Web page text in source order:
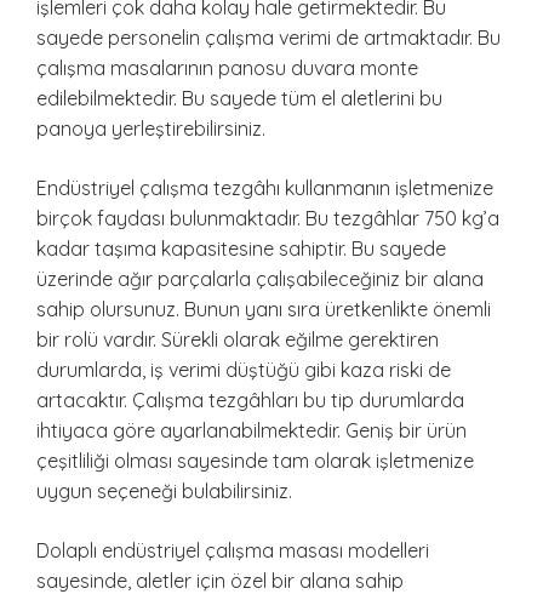
işlemleri çok daha kolay hale getirmektedir. Bu
sayede personelin çalışma verimi de artmaktadır. Bu
çalışma masalarının panosu duvara monte
edilebilmektedir. Bu sayede tüm el aletlerini bu
panoya yerleştirebilirsiniz.
Endüstriyel çalışma tezgâhı kullanmanın işletmenize
birçok faydası bulunmaktadır. Bu tezgâhlar 750 kg’a
kadar taşıma kapasitesine sahiptir. Bu sayede
üzerinde ağır parçalarla çalışabileceğiniz bir alana
sahip olursunuz. Bunun yanı sıra üretkenlikte önemli
bir rolü vardır. Sürekli olarak eğilme gerektiren
durumlarda, iş verimi düştüğü gibi kaza riski de
artacaktır. Çalışma tezgâhları bu tip durumlarda
ihtiyaca göre ayarlanabilmektedir. Geniş bir ürün
çeşitliliği olması sayesinde tam olarak işletmenize
uygun seçeneği bulabilirsiniz.
Dolaplı endüstriyel çalışma masası modelleri
sayesinde, aletler için özel bir alana sahip